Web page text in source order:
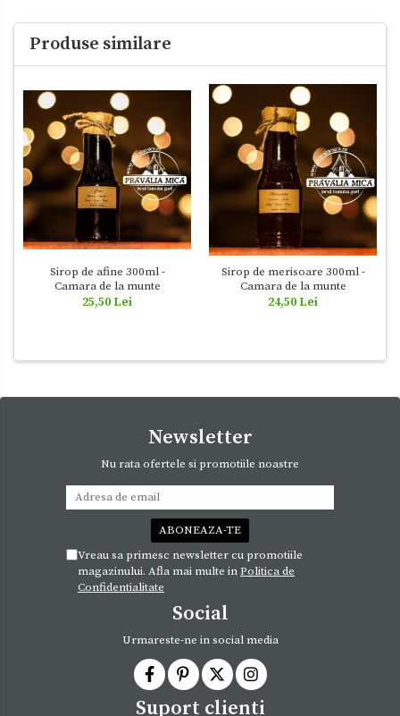
Produse similare
Sirop de afine 300ml -
Camara de la munte
25,50 Lei
Sirop de merisoare 300ml -
Camara de la munte
24,50 Lei
Newsletter
Nu rata ofertele si promotiile noastre
Vreau sa primesc newsletter cu promotiile
magazinului. Afla mai multe inPolitica de
Confidentialitate
Social
Urmareste-ne in social media
Suport clienti